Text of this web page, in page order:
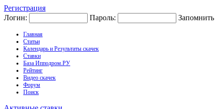
Регистрация
Логин:
Пароль: Запомнить
Главная
Статьи
Календарь и Результаты скачек
Ставки
База Ипподром.РУ
Рейтинг
Видео скачек
Форум
Поиск